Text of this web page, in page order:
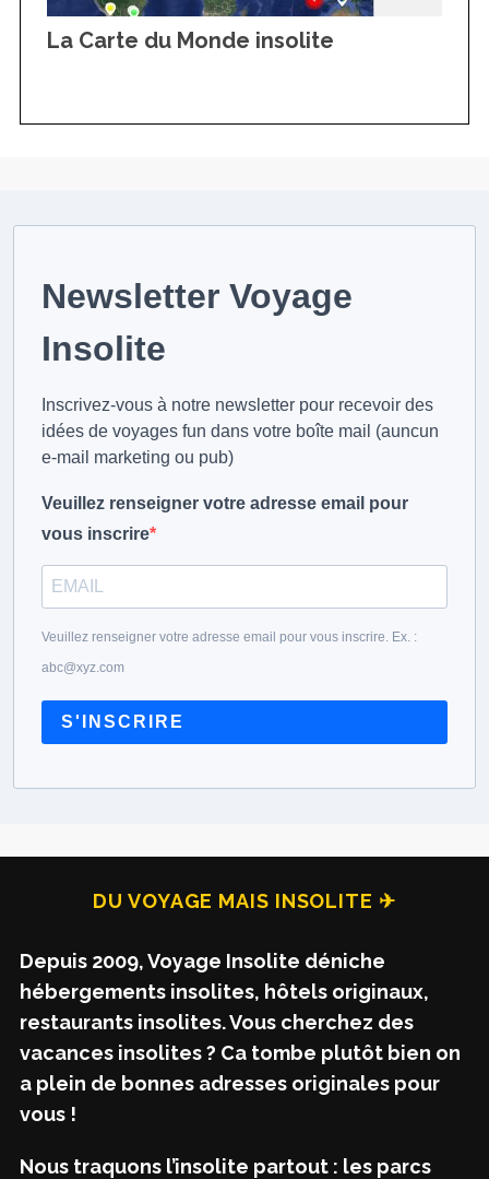
La Carte du Monde insolite
Newsletter Voyage
Insolite
Inscrivez-vous à notre newsletter pour recevoir des
idées de voyages fun dans votre boîte mail (auncun
e-mail marketing ou pub)
Veuillez renseigner votre adresse email pour
vous inscrire
Veuillez renseigner votre adresse email pour vous inscrire. Ex. :
abc@xyz.com
S'INSCRIRE
DU VOYAGE MAIS INSOLITE ✈
Depuis 2009, Voyage Insolite déniche
hébergements insolites, hôtels originaux,
restaurants insolites. Vous cherchez des
vacances insolites ? Ca tombe plutôt bien on
a plein de bonnes adresses originales pour
vous !
Nous traquons l’insolite partout : les parcs